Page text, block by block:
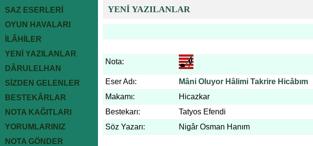
SAZ ESERLERİ
OYUN HAVALARI
İLÂHİLER
YENİ YAZILANLAR
DÂRULELHAN
SİZDEN GELENLER
BESTEKÂRLAR
NOTA KAĞITLARI
YORUMLARINIZ
NOTA GÖNDER
YENİ YAZILANLAR
Nota:
Eser Adı:
Mâni Oluyor Hâlimi Takrire Hicâbım
Makamı:
Hicazkar
Bestekarı:
Tatyos Efendi
Söz Yazarı:
Nigâr Osman Hanım